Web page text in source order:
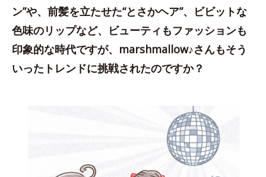
ン”や、前髪を立たせた“とさかヘア”、ビビットな
色味のリップなど、ビューティもファッションも
印象的な時代ですが、marshmallow♪さんもそう
いったトレンドに挑戦されたのですか？